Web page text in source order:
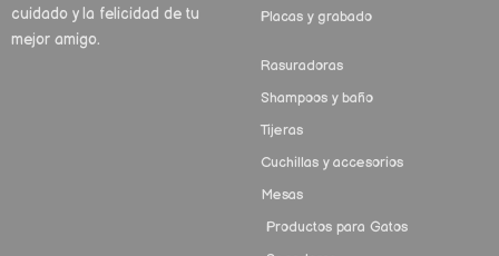
cuidado y la felicidad de tu
mejor amigo.
Placas y grabado
Rasuradoras
Shampoos y baño
Tijeras
Cuchillas y accesorios
Mesas
Productos para Gatos